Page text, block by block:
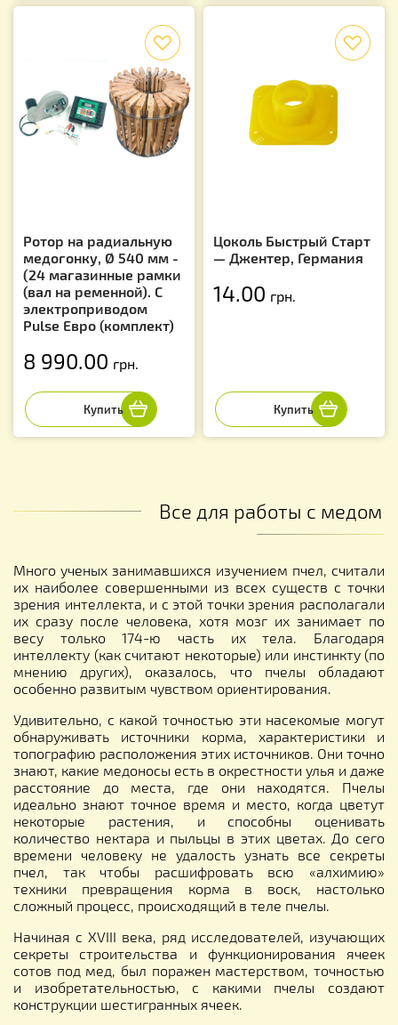
Ротор на радиальную
медогонку, Ø 540 мм -
(24 магазинные рамки
(вал на ременной). С
электроприводом
Pulse Евро (комплект)
8 990.00 грн.
Цоколь Быстрый Старт
— Джентер, Германия
14.00 грн.
Все для работы с медом
Много ученых занимавшихся изучением пчел, считали
их наиболее совершенными из всех существ с точки
зрения интеллекта, и с этой точки зрения располагали
их сразу после человека, хотя мозг их занимает по
весу только 174-ю часть их тела. Благодаря
интеллекту (как считают некоторые) или инстинкту (по
мнению других), оказалось, что пчелы обладают
особенно развитым чувством ориентирования.
Удивительно, с какой точностью эти насекомые могут
обнаруживать источники корма, характеристики и
топографию расположения этих источников. Они точно
знают, какие медоносы есть в окрестности улья и даже
расстояние до места, где они находятся. Пчелы
идеально знают точное время и место, когда цветут
некоторые растения, и способны оценивать
количество нектара и пыльцы в этих цветах. До сего
времени человеку не удалость узнать все секреты
пчел, так чтобы расшифровать всю «алхимию»
техники превращения корма в воск, настолько
сложный процесс, происходящий в теле пчелы.
Начиная с XVIII века, ряд исследователей, изучающих
секреты строительства и функционирования ячеек
сотов под мед, был поражен мастерством, точностью
и изобретательностью, с какими пчелы создают
конструкции шестигранных ячеек.